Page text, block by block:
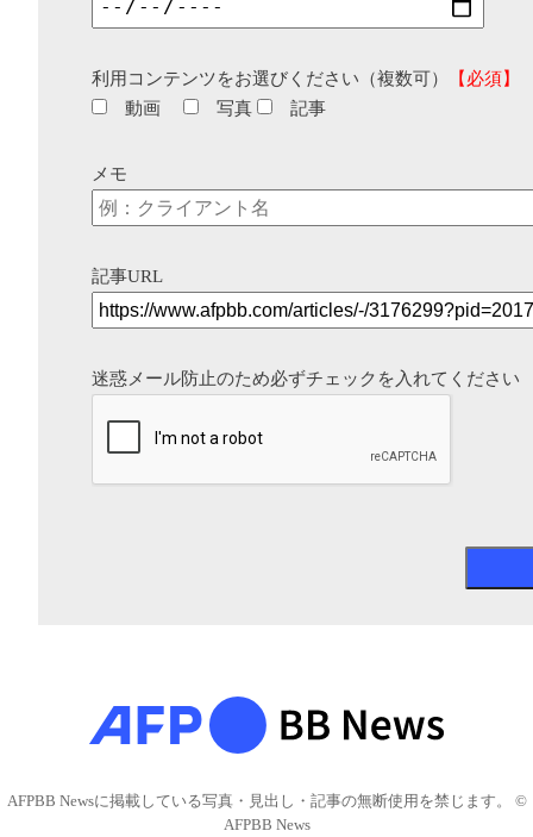
利用コンテンツをお選びください（複数可）
【必須】
動画
写真 記事
メモ
記事URL
迷惑メール防止のため必ずチェックを入れてください
AFPBB Newsに掲載している写真・見出し・記事の無断使用を禁じます。 ©
AFPBB News